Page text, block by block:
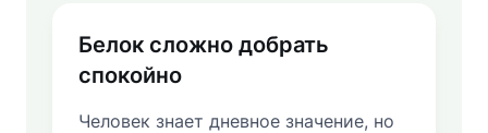
Белок сложно добрать
спокойно
Человек знает дневное значение, но